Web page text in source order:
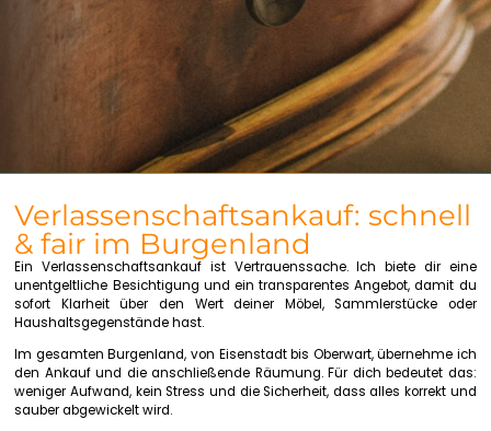
Verlassenschaftsankauf: schnell
& fair im Burgenland
Ein Verlassenschaftsankauf ist Vertrauenssache. Ich biete dir eine
unentgeltliche Besichtigung und ein transparentes Angebot, damit du
sofort Klarheit über den Wert deiner Möbel, Sammlerstücke oder
Haushaltsgegenstände hast.
Im gesamten Burgenland, von Eisenstadt bis Oberwart, übernehme ich
den Ankauf und die anschließende Räumung. Für dich bedeutet das:
weniger Aufwand, kein Stress und die Sicherheit, dass alles korrekt und
sauber abgewickelt wird.